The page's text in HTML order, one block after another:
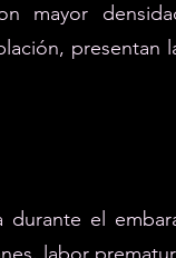
mayor
presentan
durante el